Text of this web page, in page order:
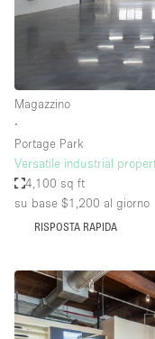
Magazzino
∙
Portage Park
Versatile industrial
4,100 sq ft
su base $1,200 al giorno
RISPOSTA RAPIDA